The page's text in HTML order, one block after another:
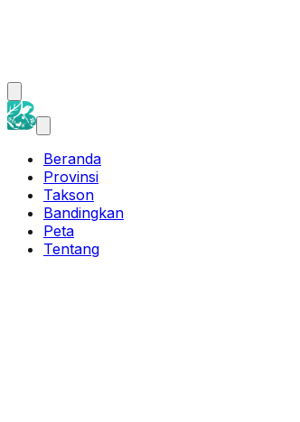
Beranda
Provinsi
Takson
Bandingkan
Peta
Tentang